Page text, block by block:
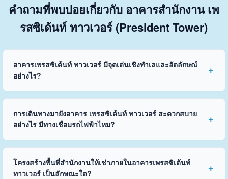
คำถามที่พบบ่อยเกี่ยวกับ อาคารสำนักงาน เพ
รสซิเด้นท์ ทาวเวอร์ (President Tower)
อาคารเพรสซิเด้นท์ ทาวเวอร์ มีจุดเด่นเชิงทำเลและอัตลักษณ์
อย่างไร?
การเดินทางมายังอาคาร เพรสซิเด้นท์ ทาวเวอร์ สะดวกสบาย
อย่างไร มีทางเชื่อมรถไฟฟ้าไหม?
โครงสร้างพื้นที่สำนักงานให้เช่าภายในอาคารเพรสซิเด้นท์
ทาวเวอร์ เป็นลักษณะใด?